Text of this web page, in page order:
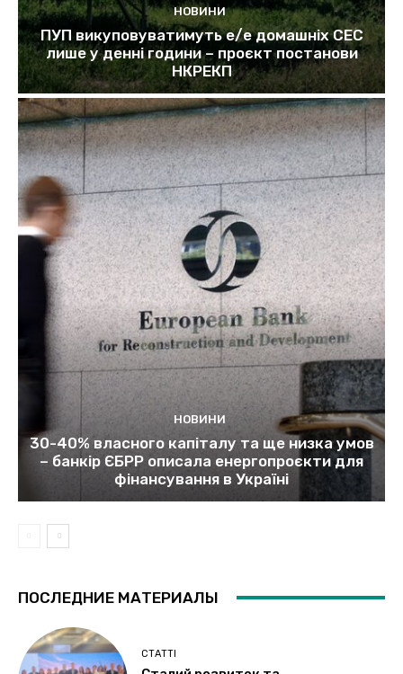
НОВИНИ
ПУП викуповуватимуть е/е домашніх СЕС
лише у денні години – проєкт постанови
НКРЕКП
НОВИНИ
30-40% власного капіталу та ще низка умов
– банкір ЄБРР описала енергопроєкти для
фінансування в Україні
ПОСЛЕДНИЕ МАТЕРИАЛЫ
СТАТТІ